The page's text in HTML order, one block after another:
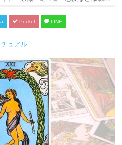
Pocket LINE
チュアル